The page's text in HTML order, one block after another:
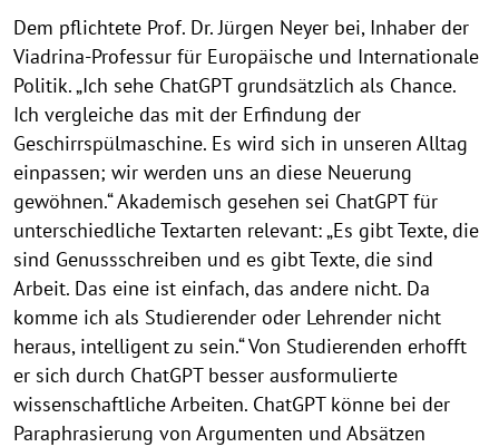
Dem pflichtete Prof. Dr. Jürgen Neyer bei, Inhaber der
Viadrina-Professur für Europäische und Internationale
Politik. „Ich sehe ChatGPT grundsätzlich als Chance.
Ich vergleiche das mit der Erfindung der
Geschirrspülmaschine. Es wird sich in unseren Alltag
einpassen; wir werden uns an diese Neuerung
gewöhnen.“ Akademisch gesehen sei ChatGPT für
unterschiedliche Textarten relevant: „Es gibt Texte, die
sind Genussschreiben und es gibt Texte, die sind
Arbeit. Das eine ist einfach, das andere nicht. Da
komme ich als Studierender oder Lehrender nicht
heraus, intelligent zu sein.“ Von Studierenden erhofft
er sich durch ChatGPT besser ausformulierte
wissenschaftliche Arbeiten. ChatGPT könne bei der
Paraphrasierung von Argumenten und Absätzen